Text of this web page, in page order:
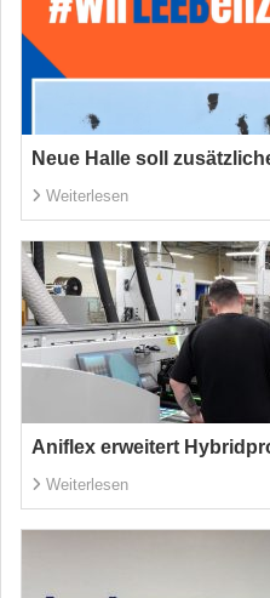
Neue Halle soll
Weiterlesen
Aniflex erweitert
Weiterlesen